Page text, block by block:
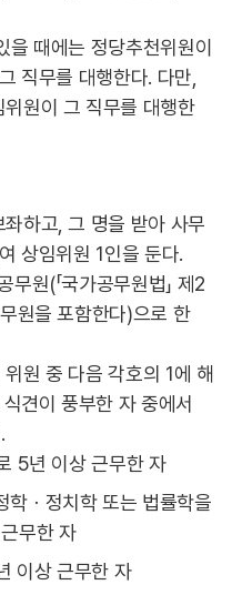
때에는 정당추천위원이
직무를 대행한다. 다만,
원이 그 직무를 대행한
하고, 그 명을 받아 사무
상임위원 1인을 둔다.
원(「국가공무원법」 제2
원을 포함한다)으로 한
원 중 다음 각호의 1에 해
견이 풍부한 자 중에서
5년 이상 근무한 자
학ㆍ정치학 또는 법률학을
무한 자
이상 근무한 자